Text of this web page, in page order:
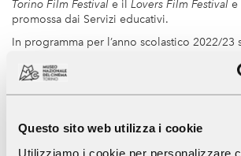
Questo sito web utilizza i cookie
Utilizziamo i cookie per personalizzare
Torino Film Festival e il Lovers Film Festival e
promossa dai Servizi educativi.
In programma per l’anno scolastico 2022/23
e laboratori al Museo, proiezioni e incontri,
in un’ottica di orientamento professionale e